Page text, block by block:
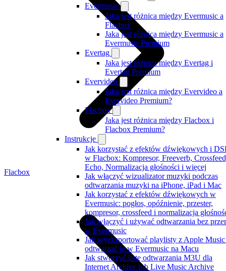
Evermusic
Jaka jest różnica między Evermusic a
Flacbox
Jaka jest różnica między Evermusic a
Evermusic Premium
Evertag
Jaka jest różnica między Evertag i
Evertag Premium
Evervideo
Jaka jest różnica między Evervideo a
Evervideo Premium?
Flacbox
Jaka jest różnica między Flacbox i
Flacbox Premium?
Instrukcje
Jak korzystać z efektów dźwiękowych i
w Flacbox: Kompresor, Freeverb,
Echo, Normalizacja głośności i więcej
Jak włączyć wizualizator muzyki podczas
odtwarzania muzyki na iPhone, iPad i Mac
Jak korzystać z efektów dźwiękowych w
Evermusic: pogłos, opóźnienie, przester,
kompresor, crossfeed i normalizacja
Jak włączyć i używać odtwarzania bez
w Evermusic
Jak wyeksportować playlisty z Apple
odtwarzać je w Evermusic na Macu
Jak stworzyć listę odtwarzania M3U dla
Internet Archive lub Live Music Archive
Flacbox